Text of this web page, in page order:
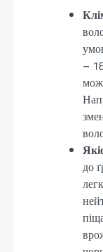
–
до